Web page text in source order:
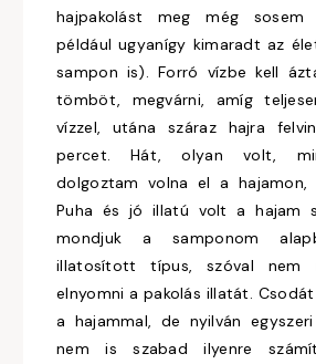
hajpakolást meg még sosem
például ugyanígy kimaradt az
sampon is). Forró vízbe kell
tömböt, megvárni, amíg
vízzel, utána száraz hajra
percet. Hát, olyan volt,
dolgoztam volna el a hajamon,
Puha és jó illatú volt a hajam
mondjuk a samponom
illatosított típus, szóval nem
elnyomni a pakolás illatát.
a hajammal, de nyilván
nem is szabad ilyenre